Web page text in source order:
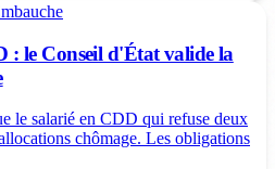
: le Conseil d'État valide la
le salarié en CDD qui refuse deux
chômage. Les obligations